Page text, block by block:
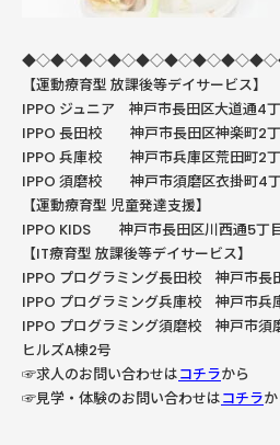
【運動療育型放課後等デイサービス】
IPPO ジュニア 神戸市長田区大道通4
IPPO 長田校 神戸市長田区神楽町2
IPPO 兵庫校 神戸市兵庫区荒田町2
IPPO 須磨校 神戸市須磨区衣掛町4
【運動療育型 児童発達支援】
IPPO KIDS 神戸市長田区川西通5丁
【IT療育型放課後等デイサービス】
IPPO プログラミング長田校 神戸市長
IPPO プログラミング兵庫校 神戸市兵
IPPO プログラミング須磨校 神戸市須
ヒルズA棟2号
☞求人のお問い合わせはコチラから
☞見学・体験のお問い合わせはコチラ